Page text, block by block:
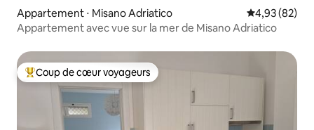
Appartement ⋅ Misano Adriatico Évaluation
4,93 (82)
Appartement avec vue sur la mer de Misano Adriatico
Coups de cœur voyageurs les plus appréciés
Coup de cœur voyageurs